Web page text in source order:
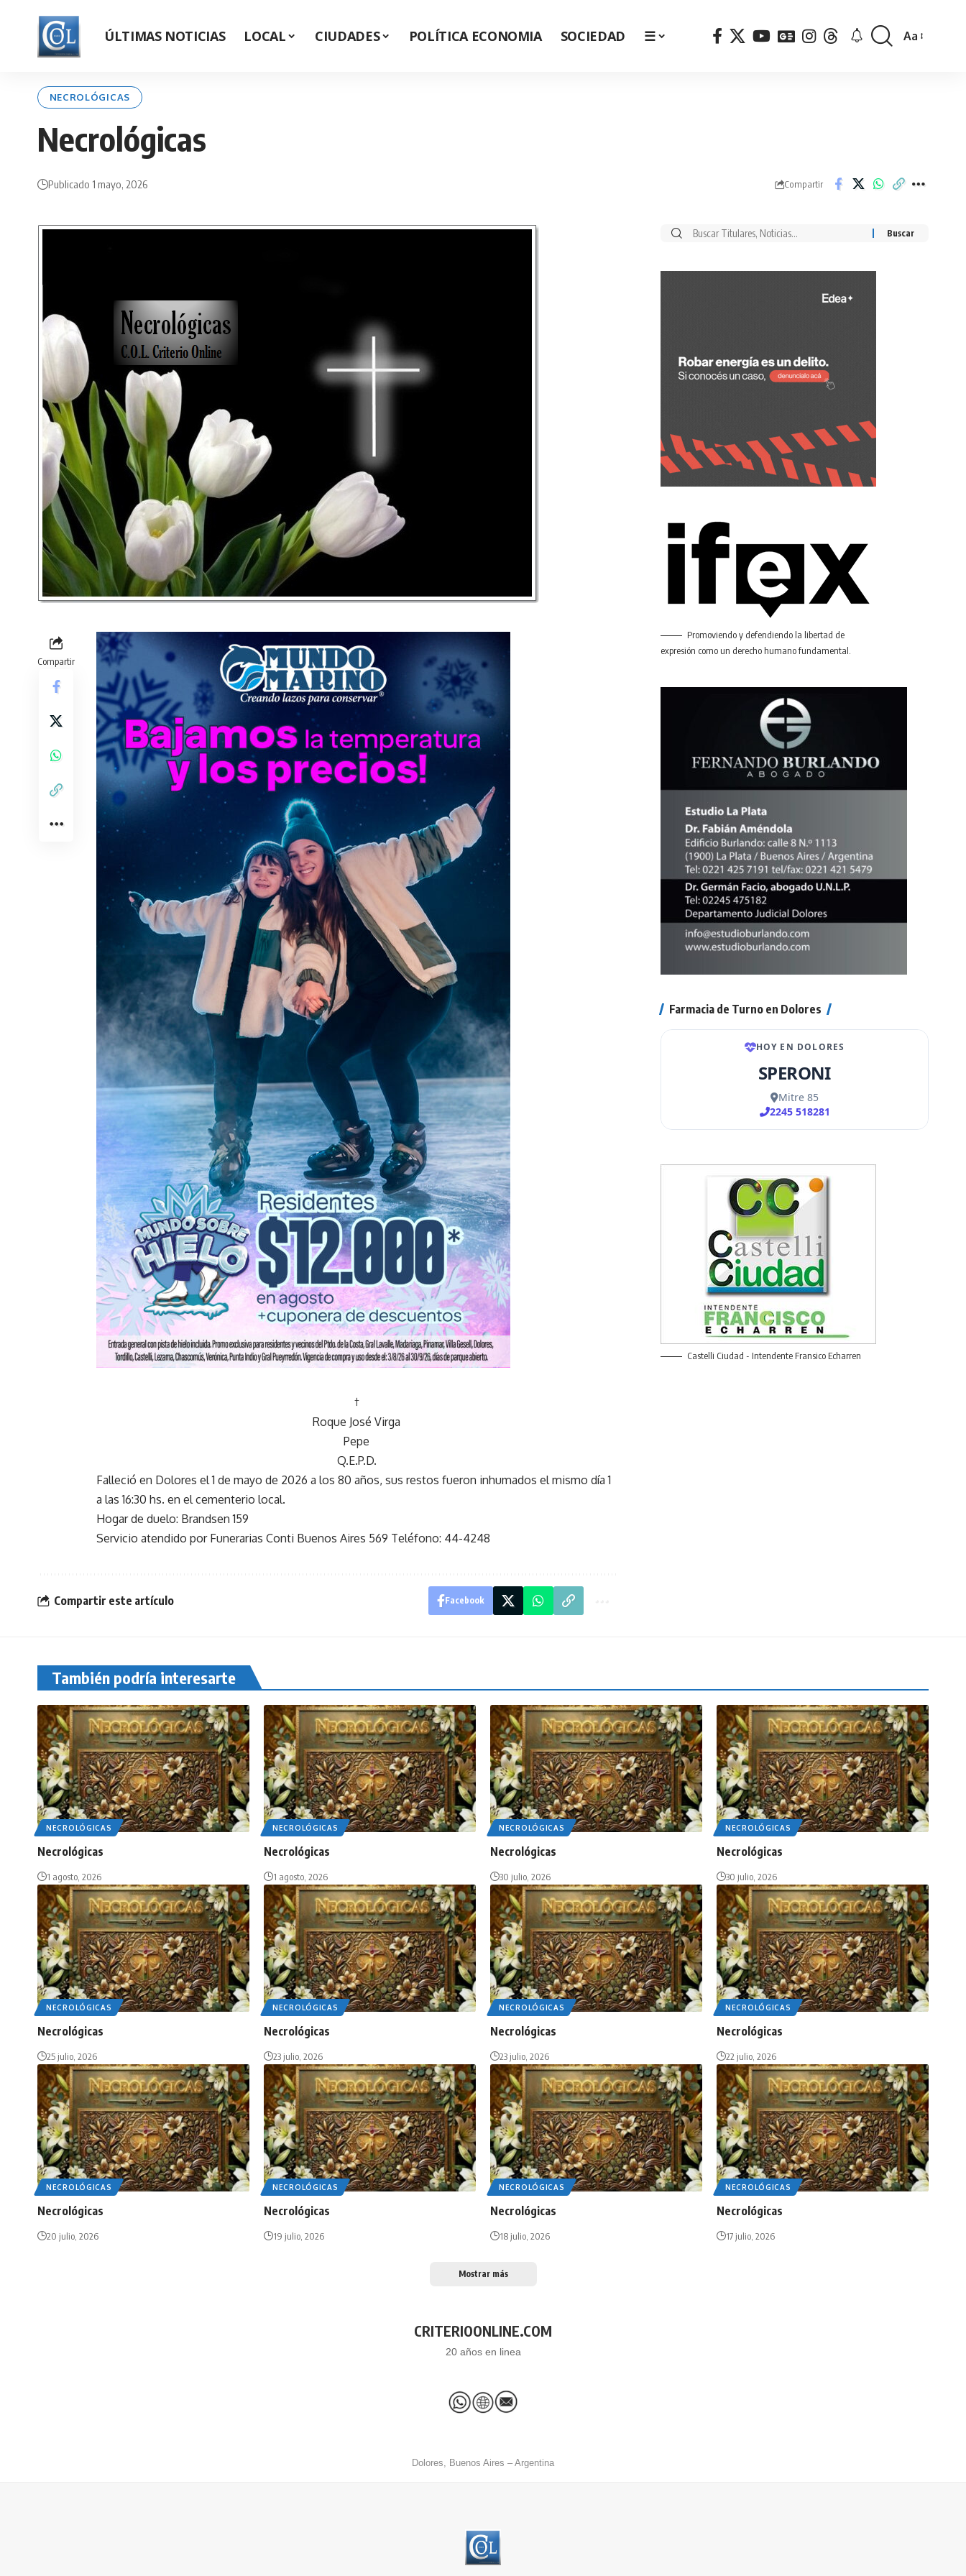
ÚLTIMAS NOTICIAS LOCAL CIUDADES POLÍTICA ECONOMIA SOCIEDAD ☰
Font
Aa
NECROLÓGICAS
Necrológicas
Publicado 1 mayo, 2026 Compartir
Compartir
†
Roque José Virga
Pepe
Q.E.P.D.
Falleció en Dolores el 1 de mayo de 2026 a los 80 años, sus restos fueron inhumados el mismo día 1
a las 16:30 hs. en el cementerio local.
Hogar de duelo: Brandsen 159
Servicio atendido por Funerarias Conti Buenos Aires 569 Teléfono: 44-4248
Compartir este artículo Facebook
Buscar
Promoviendo y defendiendo la libertad de
expresión como un derecho humano fundamental.
Farmacia de Turno en Dolores
Castelli Ciudad - Intendente Fransico Echarren
También podría interesarte
NECROLÓGICAS
Necrológicas
1 agosto, 2026
NECROLÓGICAS
Necrológicas
1 agosto, 2026
NECROLÓGICAS
Necrológicas
30 julio, 2026
NECROLÓGICAS
Necrológicas
30 julio, 2026
NECROLÓGICAS
Necrológicas
25 julio, 2026
NECROLÓGICAS
Necrológicas
23 julio, 2026
NECROLÓGICAS
Necrológicas
23 julio, 2026
NECROLÓGICAS
Necrológicas
22 julio, 2026
NECROLÓGICAS
Necrológicas
20 julio, 2026
NECROLÓGICAS
Necrológicas
19 julio, 2026
NECROLÓGICAS
Necrológicas
18 julio, 2026
NECROLÓGICAS
Necrológicas
17 julio, 2026
Mostrar más
CRITERIOONLINE.COM
20 años en linea
Dolores, Buenos Aires – Argentina